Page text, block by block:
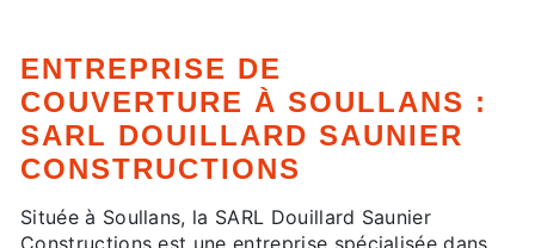
ENTREPRISE DE
COUVERTURE À SOULLANS :
SARL DOUILLARD SAUNIER
CONSTRUCTIONS
Située à Soullans, la SARL Douillard Saunier